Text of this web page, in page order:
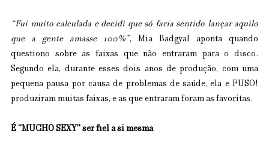
“Fui muito calculada e decidi que só faria sentido lançar aquilo
que a gente amasse 100%”, Mia Badgyal aponta quando
questiono sobre as faixas que não entraram para o disco.
Segundo ela, durante esses dois anos de produção, com uma
pequena pausa por causa de problemas de saúde, ela e FUSO!
produziram muitas faixas, e as que entraram foram as favoritas.
É “MUCHO SEXY” ser fiel a si mesma